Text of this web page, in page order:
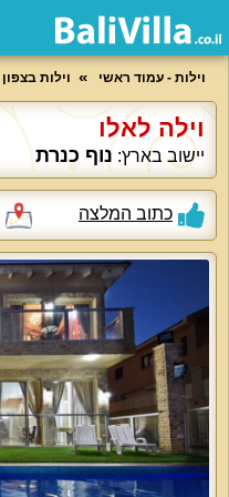
וילות - עמוד ראשי וילות בצפון
וילה לאלו
יישוב בארץ: נוף כנרת
כתוב המלצה